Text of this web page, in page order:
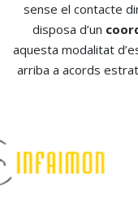
sense el contacte
disposa d’un
aquesta modalitat
arriba a acords